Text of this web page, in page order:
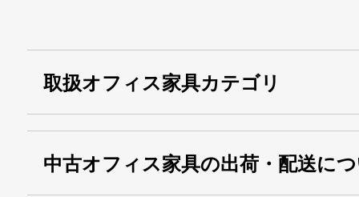
取扱オフィス家具カテゴリ
中古オフィス家具の出荷・配送に